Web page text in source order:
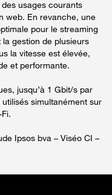
usages courants
web. En revanche, une
pour le streaming
gestion de plusieurs
la vitesse est élevée,
et performante.
jusqu’à 1 Gbit/s par
simultanément sur
Ipsos bva – Viséo CI –